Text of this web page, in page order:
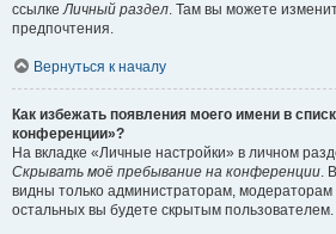
ссылкеЛичный раздел. Там вы можете
предпочтения.
Вернуться к началу
Как избежать появления моего имени в
конференции»?
На вкладке «Личные настройки» в личном
Скрывать моё пребывание на конференции.
видны только администраторам,
остальных вы будете скрытым пользователем.